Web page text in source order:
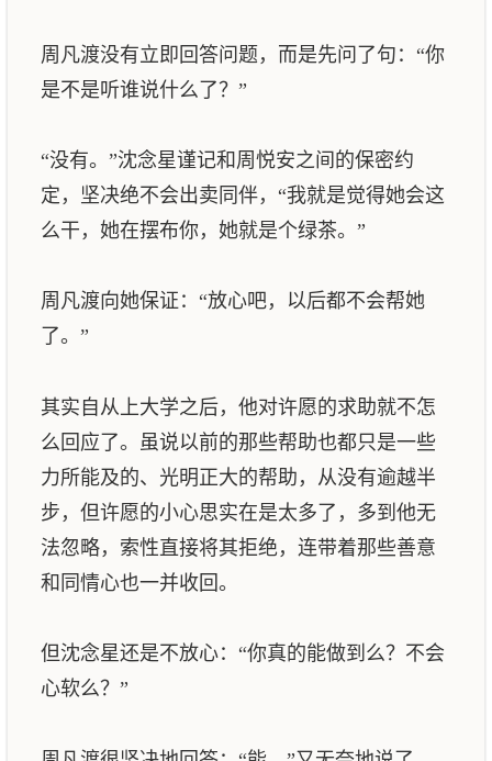
周凡渡没有立即回答问题，而是先问了句：“你
是不是听谁说什么了？”
“没有。”沈念星谨记和周悦安之间的保密约
定，坚决绝不会出卖同伴，“我就是觉得她会这
么干，她在摆布你，她就是个绿茶。”
周凡渡向她保证：“放心吧，以后都不会帮她
了。”
其实自从上大学之后，他对许愿的求助就不怎
么回应了。虽说以前的那些帮助也都只是一些
力所能及的、光明正大的帮助，从没有逾越半
步，但许愿的小心思实在是太多了，多到他无
法忽略，索性直接将其拒绝，连带着那些善意
和同情心也一并收回。
但沈念星还是不放心：“你真的能做到么？不会
心软么？”